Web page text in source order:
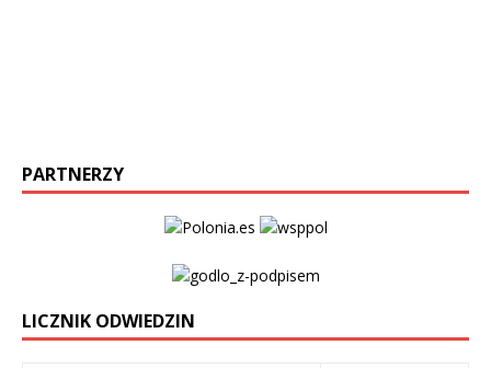
PARTNERZY
LICZNIK ODWIEDZIN